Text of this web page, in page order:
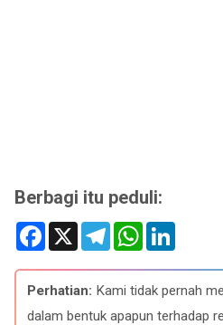
Berbagi itu peduli:
F
e
b
o
o
X
T
e
e
g
r
a
W
t
s
A
p
k
e
d
I
Perhatian: Kami tidak pernah
dalam bentuk apapun terhadap